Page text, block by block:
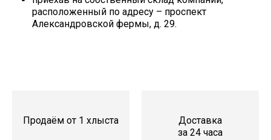
расположенный по адресу – проспект
Александровской фермы, д. 29.
Продаём от 1 хлыста
Доставка
за 24 часа